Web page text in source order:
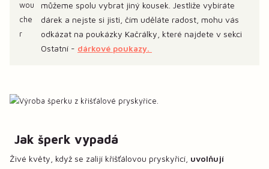
můžeme spolu vybrat jiný kousek. Jestliže vybíráte
dárek a nejste si jisti, čím uděláte radost, mohu vás
odkázat na poukázky Kačrálky, které najdete v sekci
Ostatní - dárkové poukazy.
Jak šperk vypadá
Živé květy, když se zalijí křišťálovou pryskyřicí, uvolňují